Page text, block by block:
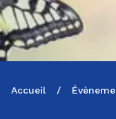
Accueil /